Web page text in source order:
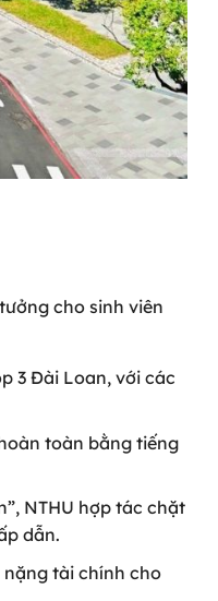
cho sinh viên
3 Đài Loan, với các
toàn bằng tiếng
NTHU hợp tác chặt
dẫn.
tài chính cho